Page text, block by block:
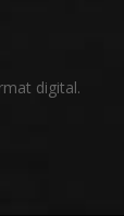
digital.